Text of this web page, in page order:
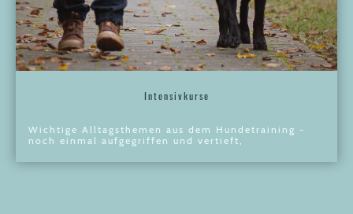
Intensivkurse
Wichtige Alltagsthemen aus dem Hundetraining -
noch einmal aufgegriffen und vertieft,